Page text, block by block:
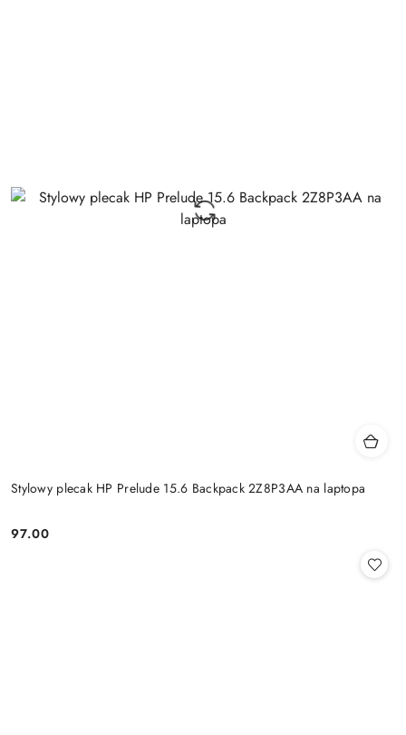
Stylowy plecak HP Prelude 15.6 Backpack 2Z8P3AA na laptopa
Cena:
97.00